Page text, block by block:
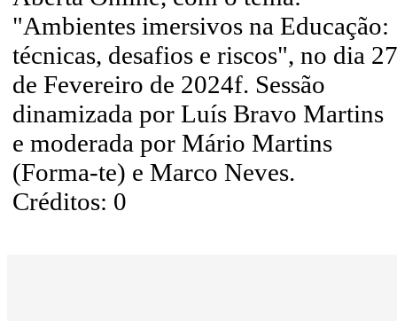
"Ambientes imersivos na Educação:
técnicas, desafios e riscos", no dia 27
de Fevereiro de 2024f. Sessão
dinamizada por Luís Bravo Martins
e moderada por Mário Martins
(Forma-te) e Marco Neves.
Créditos: 0